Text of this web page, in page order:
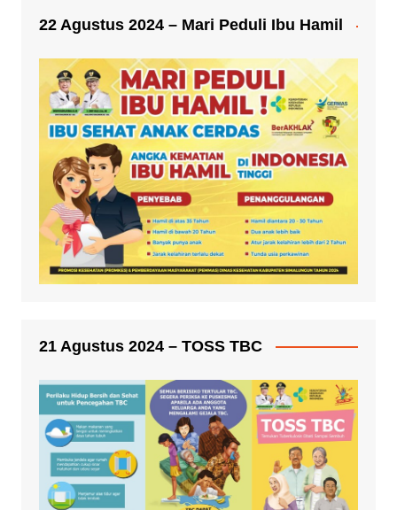
22 Agustus 2024 – Mari Peduli Ibu Hamil
21 Agustus 2024 – TOSS TBC